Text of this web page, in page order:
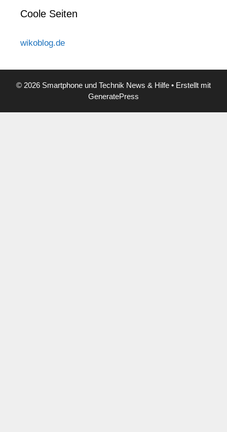
Coole Seiten
wikoblog.de
© 2026 Smartphone und Technik News & Hilfe • Erstellt mit
GeneratePress